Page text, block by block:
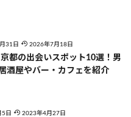
31日 2026年7月18日
京都の出会いスポット10選！男
酒屋やバー・カフェを紹介
日 2023年4月27日